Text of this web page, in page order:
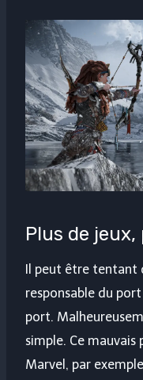
Plus de
Il peut être tentant
responsable du
port.
simple. Ce
Marvel, par